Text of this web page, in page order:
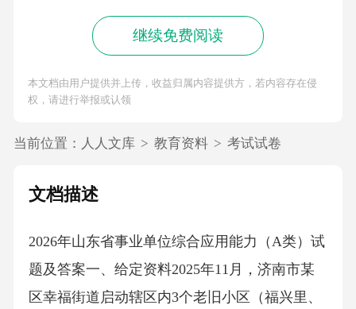
继续免费阅读
本文档由用户提供并上传，收益归属内容提供方，若内容存在侵
权，请进行举报或认领
当前位置： 人人文库 > 教育资料 > 考试试卷
文档描述
2026年山东省事业单位综合应用能力（A类）试
题及答案一、给定资料2025年11月，济南市某
区幸福街道启动辖区内3个老旧小区（福兴里、